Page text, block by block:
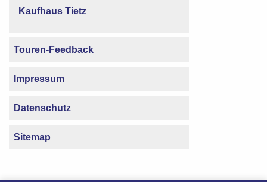
Kaufhaus Tietz
Touren-Feedback
Impressum
Datenschutz
Sitemap